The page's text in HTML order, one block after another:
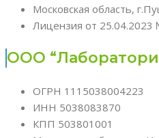
Московская область,
Лицензия от
ООО
ОГРН 1115038004223
ИНН 5038083870
КПП 503801001